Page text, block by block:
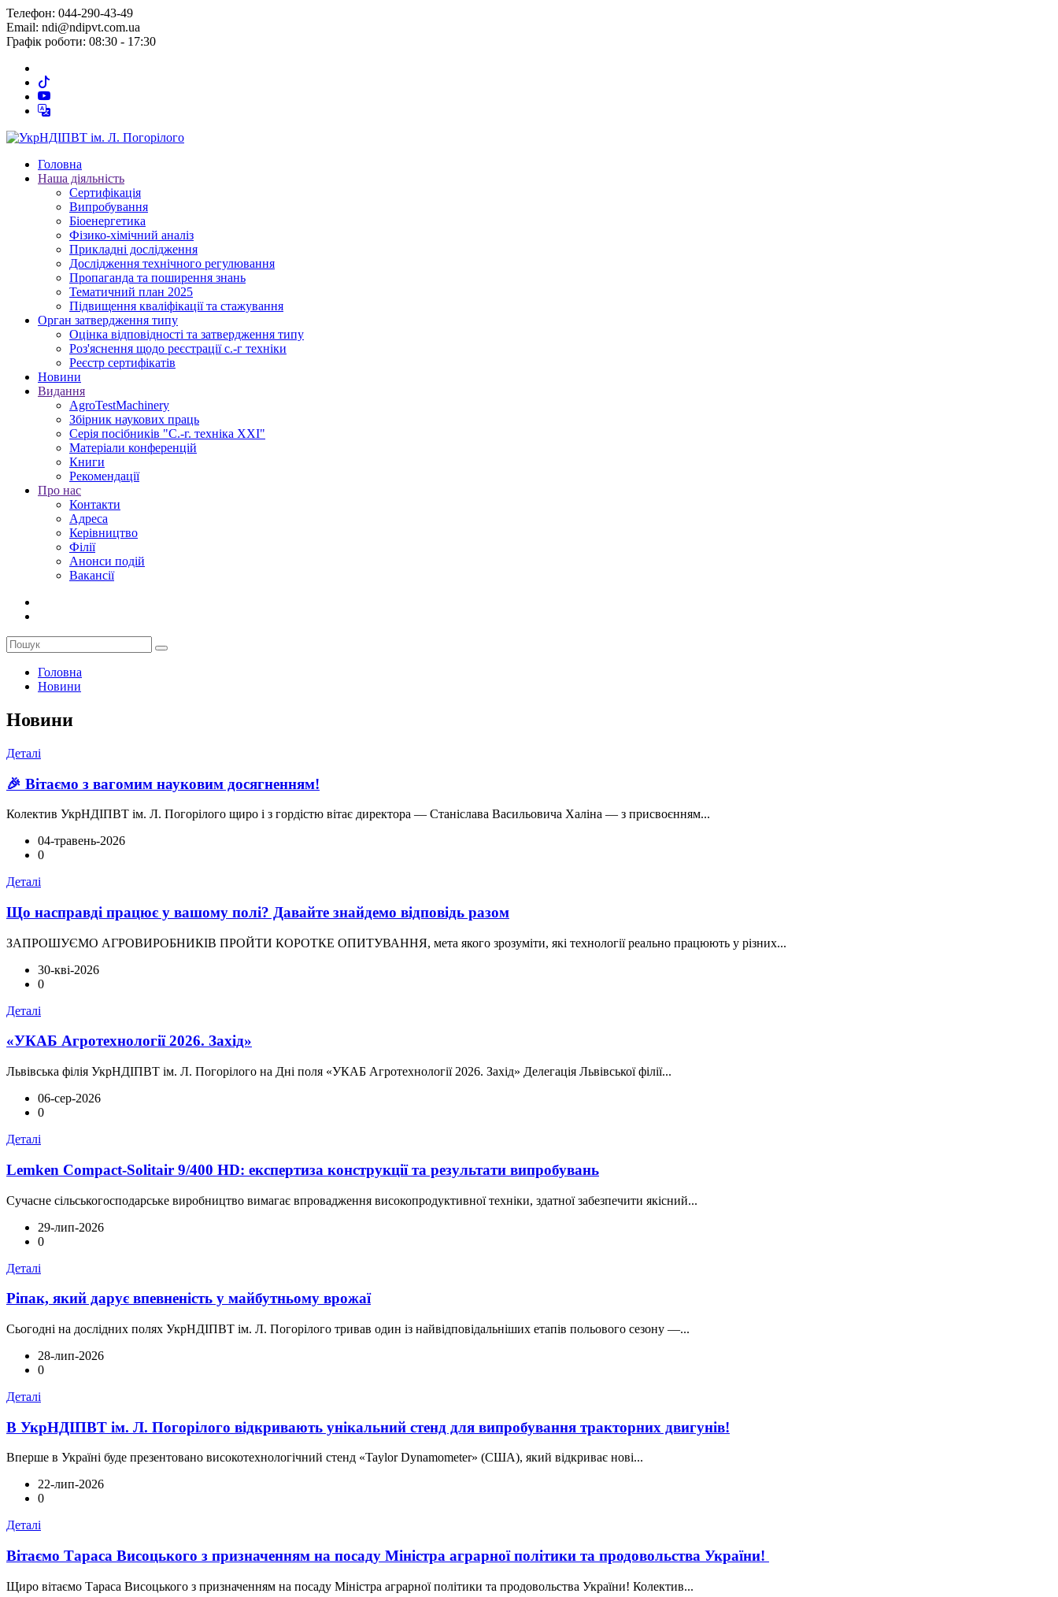
Телефон: 044-290-43-49
Email: ndi@ndipvt.com.ua
Графік роботи: 08:30 - 17:30
Головна
Наша діяльність
Сертифікація
Випробування
Біоенергетика
Фізико-хімічний аналіз
Прикладні дослідження
Дослідження технічного регулювання
Пропаганда та поширення знань
Тематичний план 2025
Підвищення кваліфікації та стажування
Орган затвердження типу
Оцінка відповідності та затвердження типу
Роз'яснення щодо реєстрації с.-г техніки
Реєстр сертифікатів
Новини
Видання
AgroTestMachinery
Збірник наукових праць
Серія посібників "С.-г. техніка XXI"
Матеріали конференцій
Книги
Рекомендації
Про нас
Контакти
Адреса
Керівництво
Філії
Анонси подій
Вакансії
Головна
Новини
Новини
Деталі
🎉 Вітаємо з вагомим науковим досягненням!
Колектив УкрНДІПВТ ім. Л. Погорілого щиро і з гордістю вітає директора — Станіслава Васильовича Халіна — з присвоєнням...
04-травень-2026
0
Деталі
Що насправді працює у вашому полі? Давайте знайдемо відповідь разом
ЗАПРОШУЄМО АГРОВИРОБНИКІВ ПРОЙТИ КОРОТКЕ ОПИТУВАННЯ, мета якого зрозуміти, які технології реально працюють у різних...
30-кві-2026
0
Деталі
«УКАБ Агротехнології 2026. Захід»
Львівська філія УкрНДІПВТ ім. Л. Погорілого на Дні поля «УКАБ Агротехнології 2026. Захід» Делегація Львівської філії...
06-сер-2026
0
Деталі
Lemken Compact-Solitair 9/400 HD: експертиза конструкції та результати випробувань
Сучасне сільськогосподарське виробництво вимагає впровадження високопродуктивної техніки, здатної забезпечити якісний...
29-лип-2026
0
Деталі
Ріпак, який дарує впевненість у майбутньому врожаї
Сьогодні на дослідних полях УкрНДІПВТ ім. Л. Погорілого тривав один із найвідповідальніших етапів польового сезону —...
28-лип-2026
0
Деталі
В УкрНДІПВТ ім. Л. Погорілого відкривають унікальний стенд для випробування тракторних двигунів!
Вперше в Україні буде презентовано високотехнологічний стенд «Taylor Dynamometer» (США), який відкриває нові...
22-лип-2026
0
Деталі
Вітаємо Тараса Висоцького з призначенням на посаду Міністра аграрної політики та продовольства України!
Щиро вітаємо Тараса Висоцького з призначенням на посаду Міністра аграрної політики та продовольства України! Колектив...